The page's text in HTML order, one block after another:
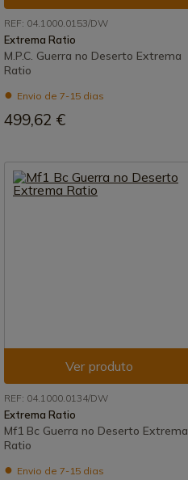
REF: 04.1000.0153/DW
Extrema Ratio
M.P.C. Guerra no Deserto Extrema
Ratio
Envio de 7-15 dias
499,62 €
Ver produto
REF: 04.1000.0134/DW
Extrema Ratio
Mf1 Bc Guerra no Deserto Extrema
Ratio
Envio de 7-15 dias